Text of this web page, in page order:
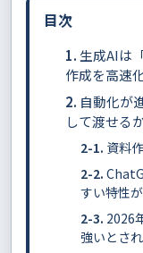
目次
生成AIは
作成を高速
自動化が
して渡せる
資料
すい特性
2026
強いとさ